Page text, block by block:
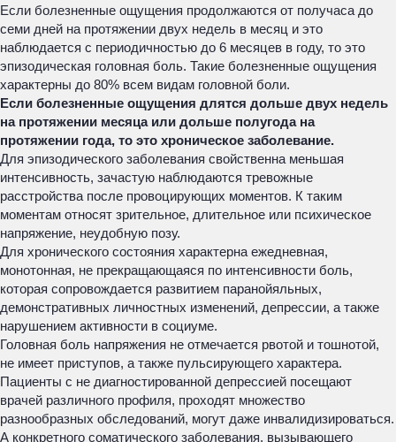
Если болезненные ощущения продолжаются от получаса до
семи дней на протяжении двух недель в месяц и это
наблюдается с периодичностью до 6 месяцев в году, то это
эпизодическая головная боль. Такие болезненные ощущения
характерны до 80% всем видам головной боли.
Если болезненные ощущения длятся дольше двух недель
на протяжении месяца или дольше полугода на
протяжении года, то это хроническое заболевание.
Для эпизодического заболевания свойственна меньшая
интенсивность, зачастую наблюдаются тревожные
расстройства после провоцирующих моментов. К таким
моментам относят зрительное, длительное или психическое
напряжение, неудобную позу.
Для хронического состояния характерна ежедневная,
монотонная, не прекращающаяся по интенсивности боль,
которая сопровождается развитием паранойяльных,
демонстративных личностных изменений, депрессии, а также
нарушением активности в социуме.
Головная боль напряжения не отмечается рвотой и тошнотой,
не имеет приступов, а также пульсирующего характера.
Пациенты с не диагностированной депрессией посещают
врачей различного профиля, проходят множество
разнообразных обследований, могут даже инвалидизироваться.
А конкретного соматического заболевания, вызывающего